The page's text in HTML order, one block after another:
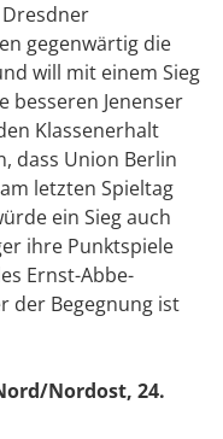
gegenwärtig die
will mit einem Sieg
besseren Jenenser
Klassenerhalt
dass Union Berlin
letzten Spieltag
ein Sieg auch
ihre Punktspiele
Ernst-Abbe-
der Begegnung ist
Nordost, 24.